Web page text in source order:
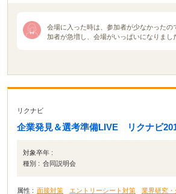
会場に入った時は、参加者が少なかったの
加者が急増し、会場がいっぱいになりまし
ースも賑わっていました。メモを熱心にと
事に質問する学生など真面目で積極的な学
企業の説明は２０分から３０分と短い時間
めになるかもしれません。
リクナビ
企業発見＆選考準備LIVE リクナビ
対象卒年 :
種別 : 合同説明会
属性 : 面接対策 エントリーシート対策 業界研究